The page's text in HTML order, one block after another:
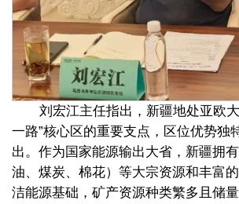
刘宏江主任指出，新疆地处亚欧大
一路”核心区的重要支点，区位优势独
出。作为国家能源输出大省，新疆拥
油、煤炭、棉花）等大宗资源和丰富
洁能源基础，矿产资源种类繁多且储